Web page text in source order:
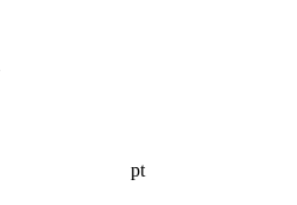
pt